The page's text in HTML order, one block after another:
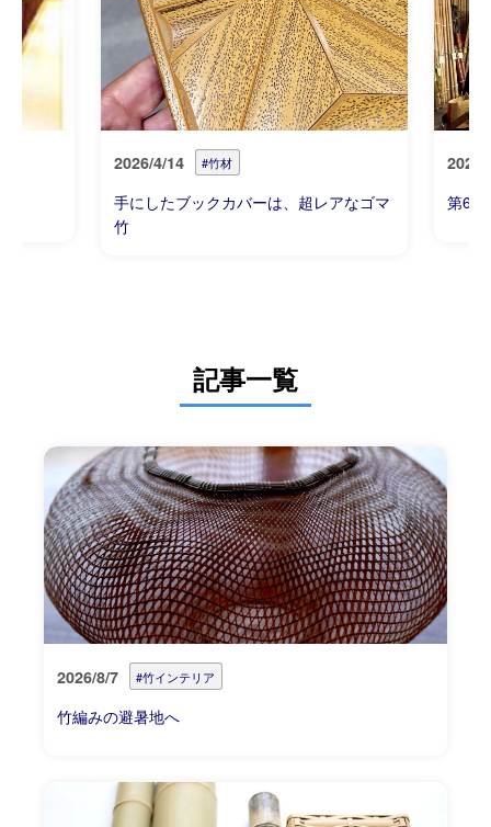
2026/4/14 #竹材
手にしたブックカバーは、超レアなゴマ
竹
2026/
第67
記事一覧
2026/8/7 #竹インテリア
竹編みの避暑地へ